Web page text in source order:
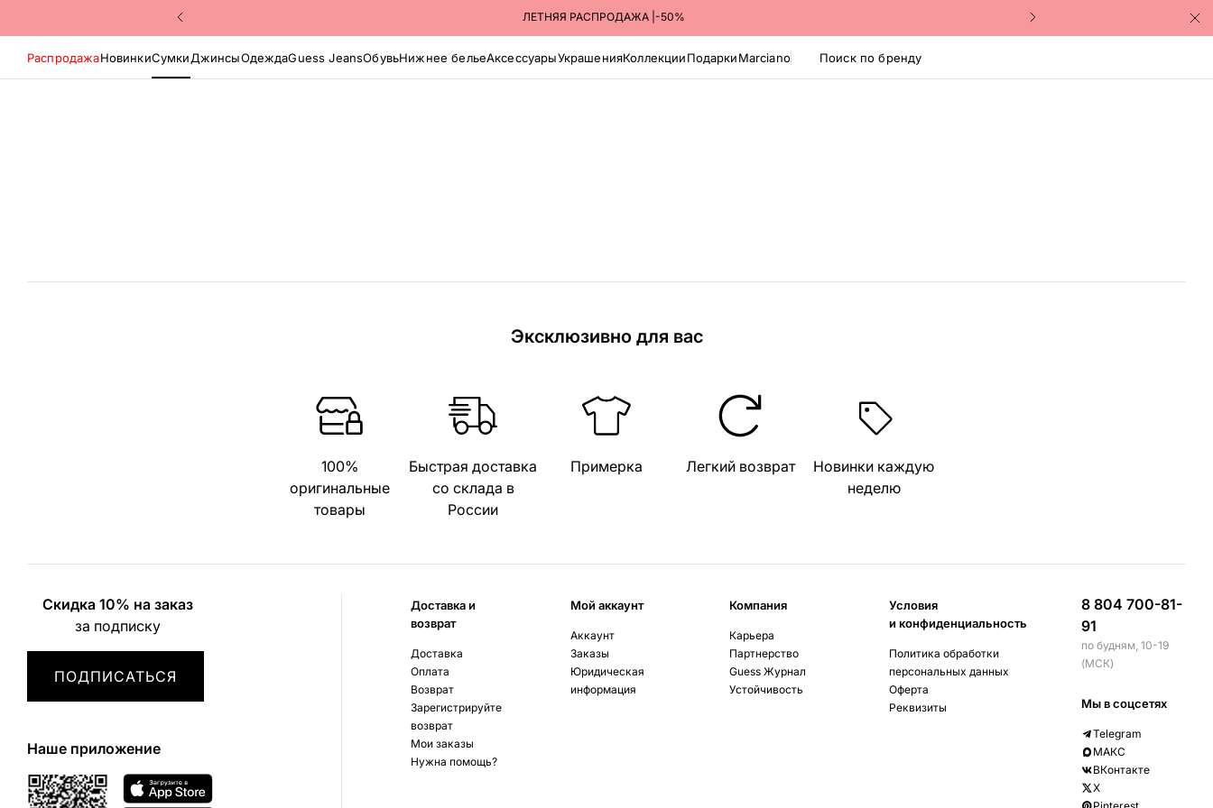
ЛЕТНЯЯ РАСПРОДАЖА |-50%
Поиск по бренду
РаспродажаНовинкиСумкиДжинсыОдеждаGuess JeansОбувьНижнее бельеАксессуарыУкрашенияКоллекцииПодаркиMarciano
Эксклюзивно для вас
100%
оригинальные
товары
Быстрая доставка
со склада в
России
Примерка Легкий возврат
Новинки каждую
неделю
Скидка 10% на заказ
за подписку
ПОДПИСАТЬСЯ
Наше приложение
Доставка и
возврат
Доставка
Оплата
Возврат
Зарегистрируйте
возврат
Мои заказы
Нужна помощь?
Мой аккаунт
Аккаунт
Заказы
Юридическая
информация
Компания
Карьера
Партнерство
Guess Журнал
Устойчивость
Условия
и конфиденциальность
Политика обработки
персональных данных
Оферта
Реквизиты
8 804 700-81-
91
по будням, 10-19
(МСК)
Мы в соцсетях
Telegram
МАКС
ВКонтакте
X